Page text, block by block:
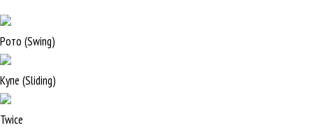
Рото (Swing)
Купе (Sliding)
Twice